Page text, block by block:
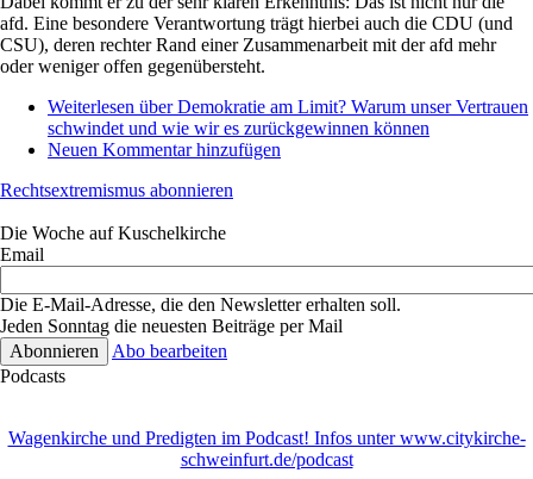
afd. Eine besondere Verantwortung trägt hierbei auch die CDU (und
CSU), deren rechter Rand einer Zusammenarbeit mit der afd mehr
oder weniger offen gegenübersteht.
Weiterlesen über Demokratie am Limit? Warum unser Vertrauen
schwindet und wie wir es zurückgewinnen können
Neuen Kommentar hinzufügen
Rechtsextremismus abonnieren
Die Woche auf Kuschelkirche
Email
Die E-Mail-Adresse, die den Newsletter erhalten soll.
Jeden Sonntag die neuesten Beiträge per Mail
Abo bearbeiten
Podcasts
Wagenkirche und Predigten im Podcast! Infos unter www.citykirche-
schweinfurt.de/podcast